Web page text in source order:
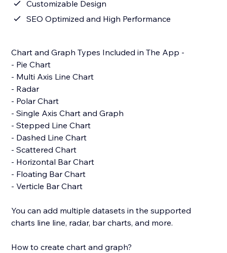
Customizable Design
SEO Optimized and High Performance
Chart and Graph Types Included in The App -
- Pie Chart
- Multi Axis Line Chart
- Radar
- Polar Chart
- Single Axis Chart and Graph
- Stepped Line Chart
- Dashed Line Chart
- Scattered Chart
- Horizontal Bar Chart
- Floating Bar Chart
- Verticle Bar Chart
You can add multiple datasets in the supported
charts line line, radar, bar charts, and more.
How to create chart and graph?